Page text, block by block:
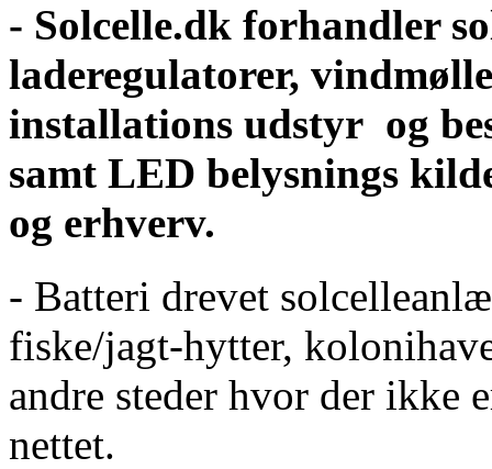
- Solcelle.dk forhandler
laderegulatorer,
installations udstyr og
samt LED belysnings
og erhverv.
- Batteri drevet
fiske/jagt-hytter,
andre steder hvor der ikke
nettet.